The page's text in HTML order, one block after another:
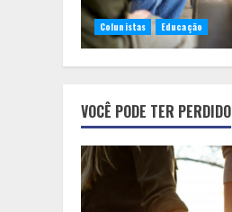
Colunistas Educação
VOCÊ PODE TER PERDIDO